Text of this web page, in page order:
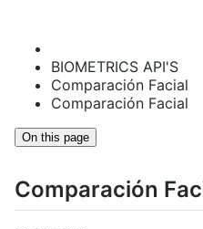
BIOMETRICS API'S
Comparación Facial
Comparación Facial
On this page
Comparación